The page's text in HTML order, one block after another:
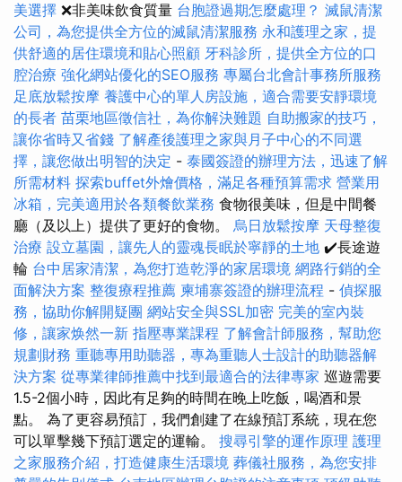
美選擇 ❌非美味飲食質量 台胞證過期怎麼處理？ 滅鼠清潔
公司，為您提供全方位的滅鼠清潔服務 永和護理之家，提
供舒適的居住環境和貼心照顧 牙科診所，提供全方位的口
腔治療 強化網站優化的SEO服務 專屬台北會計事務所服務
足底放鬆按摩 養護中心的單人房設施，適合需要安靜環境
的長者 苗栗地區徵信社，為你解決難題 自助搬家的技巧，
讓你省時又省錢 了解產後護理之家與月子中心的不同選
擇，讓您做出明智的決定 - 泰國簽證的辦理方法，迅速了解
所需材料 探索buffet外燴價格，滿足各種預算需求 營業用
冰箱，完美適用於各類餐飲業務 食物很美味，但是中間餐
廳（及以上）提供了更好的食物。 烏日放鬆按摩 天母整復
治療 設立墓園，讓先人的靈魂長眠於寧靜的土地 ✔️長途遊
輪 台中居家清潔，為您打造乾淨的家居環境 網路行銷的全
面解決方案 整復療程推薦 柬埔寨簽證的辦理流程 - 偵探服
務，協助你解開疑團 網站安全與SSL加密 完美的室內裝
修，讓家焕然一新 指壓專業課程 了解會計師服務，幫助您
規劃財務 重聽專用助聽器，專為重聽人士設計的助聽器解
決方案 從專業律師推薦中找到最適合的法律專家 巡遊需要
1.5-2個小時，因此有足夠的時間在晚上吃飯，喝酒和景
點。 為了更容易預訂，我們創建了在線預訂系統，現在您
可以單擊幾下預訂選定的運輸。 搜尋引擎的運作原理 護理
之家服務介紹，打造健康生活環境 葬儀社服務，為您安排